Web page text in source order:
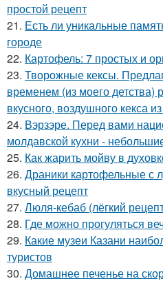
простой рецепт
21. Есть ли уникальные
городе
22. Картофель: 7 простых и
23. Творожные кексы.
временем (из моего детства)
вкусного, воздушного кекса
24. Вэрзэре. Перед вами
молдавской кухни -
25. Как жарить мойву в
26. Драники картофельные с
вкусный рецепт
27. Люля-кебаб (лёгкий
28. Где можно прогуляться
29. Какие музеи Казани
туристов
30. Домашнее печенье на